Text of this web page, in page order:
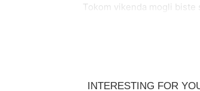
Tokom vikenda mogli
Nemojte žuriti sa